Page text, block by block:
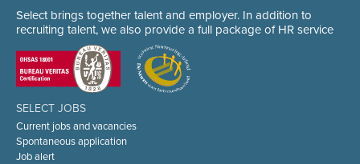
Select brings together talent and employer. In addition to
recruiting talent, we also provide a full package of HR service
SELECT JOBS
Current jobs and vacancies
Spontaneous application
Job alert